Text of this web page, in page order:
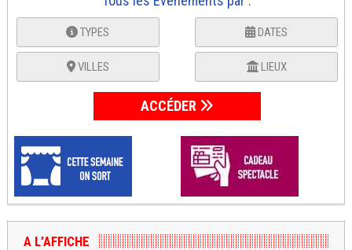
TYPES DATES
VILLES LIEUX
ACCÉDER
A L’AFFICHE